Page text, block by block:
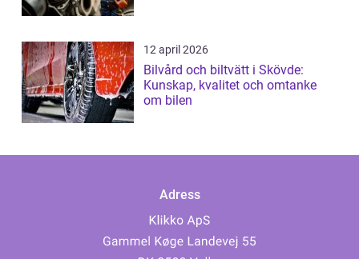
12 april 2026
Bilvård och biltvätt i Skövde:
Kunskap, kvalitet och omtanke
om bilen
Adress